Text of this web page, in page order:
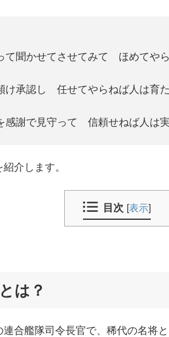
聞かせてさせてみて ほめてや
承認し 任せてやらねば人は育
謝で見守って 信頼せねば人は
介します。
目次 [表示]
は？
連合艦隊司令長官で、稀代の名将